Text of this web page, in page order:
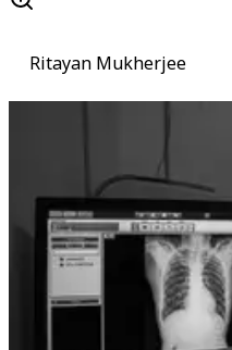
Ritayan Mukherjee